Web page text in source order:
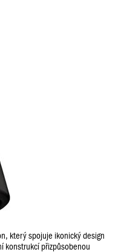
který spojuje ikonický design
konstrukcí přizpůsobenou